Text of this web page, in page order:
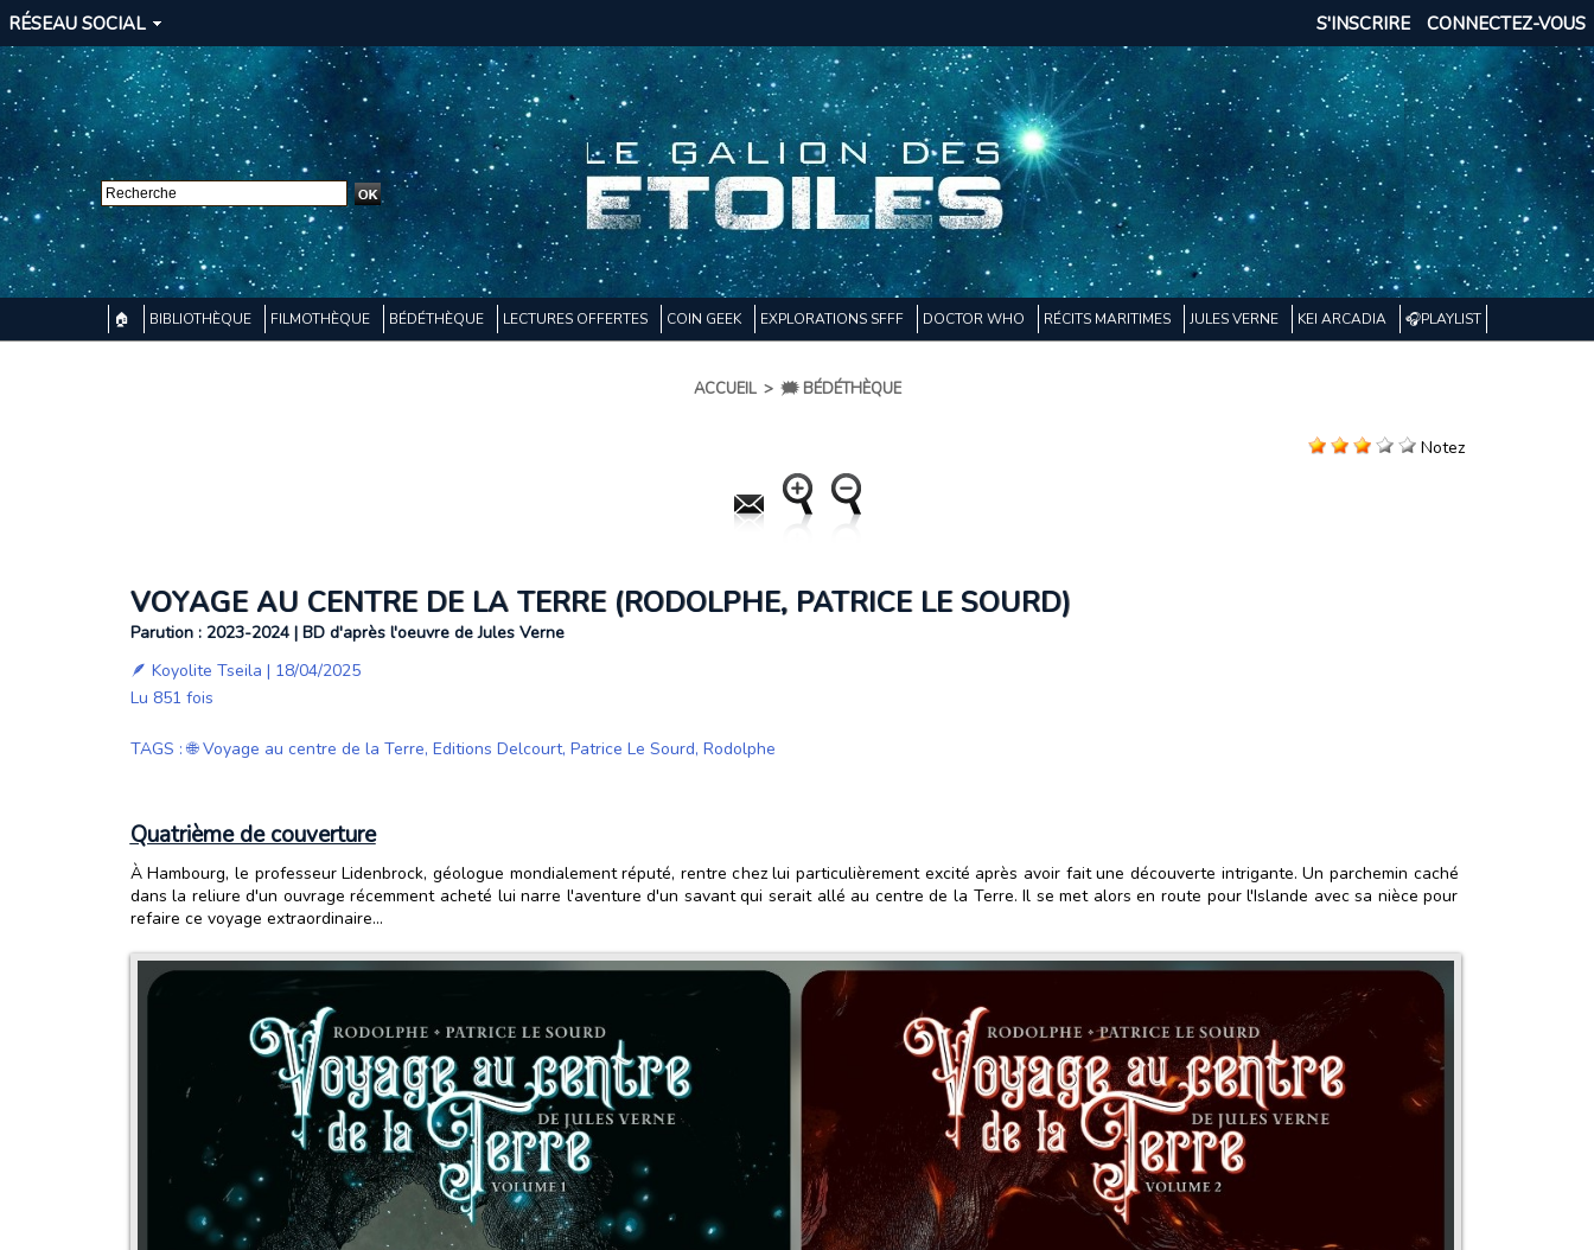
RÉSEAU SOCIAL CONNECTEZ-VOUS
S'INSCRIRE
🏠 BIBLIOTHÈQUE FILMOTHÈQUE BÉDÉTHÈQUE LECTURES OFFERTES COIN GEEK EXPLORATIONS SFFF DOCTOR WHO RÉCITS MARITIMES JULES VERNE KEI ARCADIA 🎧PLAYLIST
ACCUEIL > 🗯️ BÉDÉTHÈQUE
Notez
VOYAGE AU CENTRE DE LA TERRE (RODOLPHE, PATRICE LE SOURD)
Parution : 2023-2024 | BD d'après l'oeuvre de Jules Verne
🪶 Koyolite Tseila | 18/04/2025
Lu 851 fois
TAGS :🌐 Voyage au centre de la Terre, Editions Delcourt, Patrice Le Sourd, Rodolphe
Quatrième de couverture
À Hambourg, le professeur Lidenbrock, géologue mondialement réputé, rentre chez lui particulièrement excité après avoir fait une découverte intrigante. Un parchemin caché
dans la reliure d'un ouvrage récemment acheté lui narre l'aventure d'un savant qui serait allé au centre de la Terre. Il se met alors en route pour l'Islande avec sa nièce pour
refaire ce voyage extraordinaire...